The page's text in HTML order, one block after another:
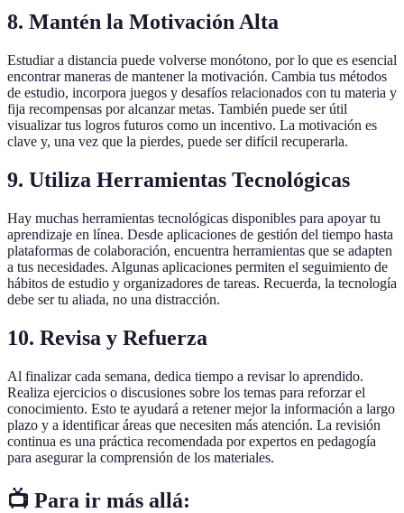
8. Mantén la Motivación Alta
Estudiar a distancia puede volverse monótono, por lo que es esencial
encontrar maneras de mantener la motivación. Cambia tus métodos
de estudio, incorpora juegos y desafíos relacionados con tu materia y
fija recompensas por alcanzar metas. También puede ser útil
visualizar tus logros futuros como un incentivo. La motivación es
clave y, una vez que la pierdes, puede ser difícil recuperarla.
9. Utiliza Herramientas Tecnológicas
Hay muchas herramientas tecnológicas disponibles para apoyar tu
aprendizaje en línea. Desde aplicaciones de gestión del tiempo hasta
plataformas de colaboración, encuentra herramientas que se adapten
a tus necesidades. Algunas aplicaciones permiten el seguimiento de
hábitos de estudio y organizadores de tareas. Recuerda, la tecnología
debe ser tu aliada, no una distracción.
10. Revisa y Refuerza
Al finalizar cada semana, dedica tiempo a revisar lo aprendido.
Realiza ejercicios o discusiones sobre los temas para reforzar el
conocimiento. Esto te ayudará a retener mejor la información a largo
plazo y a identificar áreas que necesiten más atención. La revisión
continua es una práctica recomendada por expertos en pedagogía
para asegurar la comprensión de los materiales.
📺 Para ir más allá: